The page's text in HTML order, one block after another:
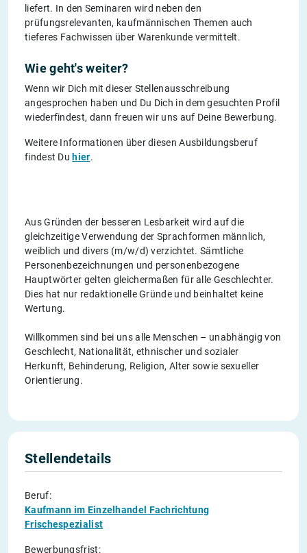
liefert. In den Seminaren wird neben den
prüfungsrelevanten, kaufmännischen Themen auch
tieferes Fachwissen über Warenkunde vermittelt.
Wie geht's weiter?
Wenn wir Dich mit dieser Stellenausschreibung
angesprochen haben und Du Dich in dem gesuchten Profil
wiederfindest, dann freuen wir uns auf Deine Bewerbung.
Weitere Informationen über diesen Ausbildungsberuf
findest Du hier.
Aus Gründen der besseren Lesbarkeit wird auf die
gleichzeitige Verwendung der Sprachformen männlich,
weiblich und divers (m/w/d) verzichtet. Sämtliche
Personenbezeichnungen und personenbezogene
Hauptwörter gelten gleichermaßen für alle Geschlechter.
Dies hat nur redaktionelle Gründe und beinhaltet keine
Wertung.
Willkommen sind bei uns alle Menschen – unabhängig von
Geschlecht, Nationalität, ethnischer und sozialer
Herkunft, Behinderung, Religion, Alter sowie sexueller
Orientierung.
Stellendetails
Beruf:
Kaufmann im Einzelhandel Fachrichtung
Frischespezialist
Bewerbungsfrist: